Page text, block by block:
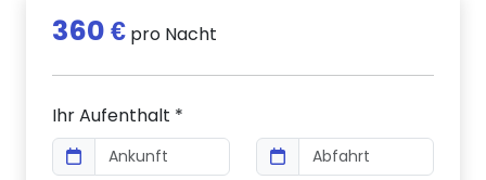
360 € pro Nacht
Ihr Aufenthalt *